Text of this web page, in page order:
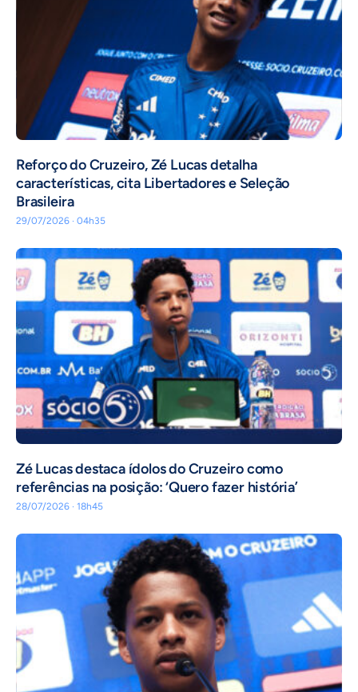
⁠Reforço do Cruzeiro, Zé Lucas detalha
características, cita Libertadores e Seleção
Brasileira
29/07/2026 · 04h35
Zé Lucas destaca ídolos do Cruzeiro como
referências na posição: ‘Quero fazer história’
28/07/2026 · 18h45